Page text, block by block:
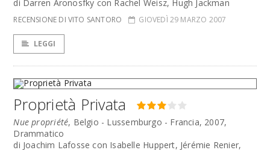
di Darren Aronosfky con Rachel Weisz, Hugh Jackman
RECENSIONE DI VITO SANTORO GIOVEDÌ 29 MARZO 2007
LEGGI
Proprietà Privata
Nue propriété, Belgio - Lussemburgo - Francia, 2007,
Drammatico
di Joachim Lafosse con Isabelle Huppert, Jérémie Renier,